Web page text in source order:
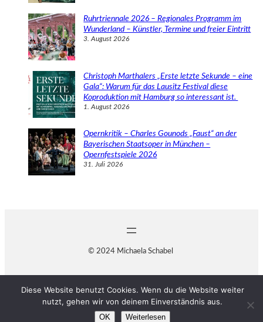
Ruhrtriennale 2026 – Regionales Programm im
Wunderland – Künstler, Termine und freier Eintritt
3. August 2026
Christoph Marthalers „Erste letzte Sekunde – eine
Gala“: Warum für das Lausitz Festival diese
Koproduktion mit Hamburg so interessant ist.
1. August 2026
Opernkritik – Charles Gounods „Faust“ an der
Bayerischen Staatsoper in München –
Opernfestspiele 2026
31. Juli 2026
© 2024 Michaela Schabel
Diese Website benutzt Cookies. Wenn du die Website weiter
nutzt, gehen wir von deinem Einverständnis aus.
OK Weiterlesen